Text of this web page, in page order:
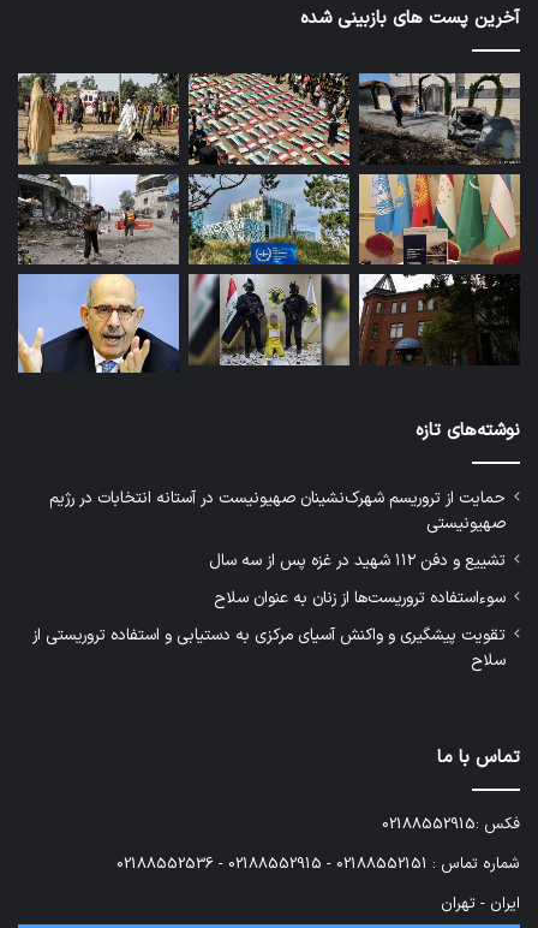
آخرین پست های بازبینی شده
نوشته‌های تازه
حمایت از تروریسم شهرک‌نشینان صهیونیست در آستانه انتخابات در رژیم
صهیونیستی
تشییع و دفن ۱۱۲ شهید در غزه پس از سه سال
سوءاستفاده تروریست‌ها از زنان به عنوان سلاح
تقویت پیشگیری و واکنش آسیای مرکزی به دستیابی و استفاده تروریستی از
سلاح
تماس با ما
فکس :02188552915
شماره تماس : 02188552151 - 02188552915 - 02188552536
ایران - تهران